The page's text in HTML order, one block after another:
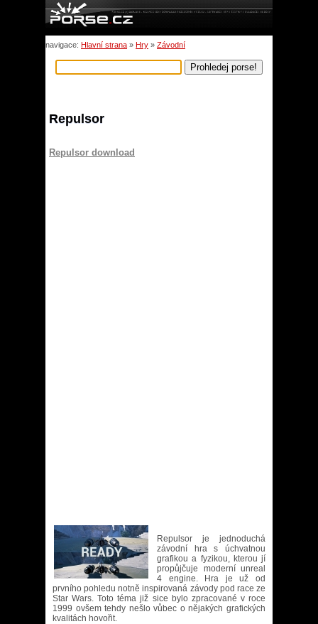
navigace: Hlavní strana » Hry » Závodní
Repulsor
Repulsor download
Repulsor je jednoduchá
závodní hra s úchvatnou
grafikou a fyzikou, kterou jí
propůjčuje moderní unreal
4 engine. Hra je už od
prvního pohledu notně inspirovaná závody pod race ze
Star Wars. Toto téma již sice bylo zpracované v roce
1999 ovšem tehdy nešlo vůbec o nějakých grafických
kvalitách hovořit.